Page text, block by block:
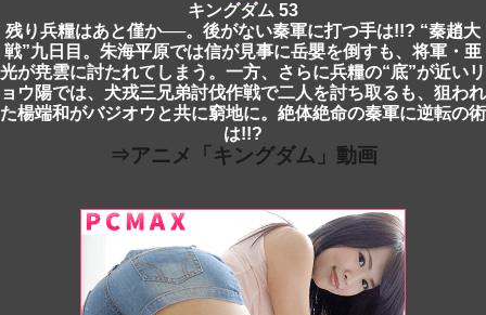
キングダム 53
残り兵糧はあと僅か──。後がない秦軍に打つ手は!!? “秦趙大
戦”九日目。朱海平原では信が見事に岳嬰を倒すも、将軍・亜
光が尭雲に討たれてしまう。一方、さらに兵糧の“底”が近いリ
ョウ陽では、犬戎三兄弟討伐作戦で二人を討ち取るも、狙われ
た楊端和がバジオウと共に窮地に。絶体絶命の秦軍に逆転の術
は!!?
⇒アニメ「キングダム」動画